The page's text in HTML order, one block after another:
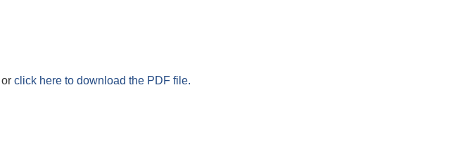
or click here to download the PDF file.